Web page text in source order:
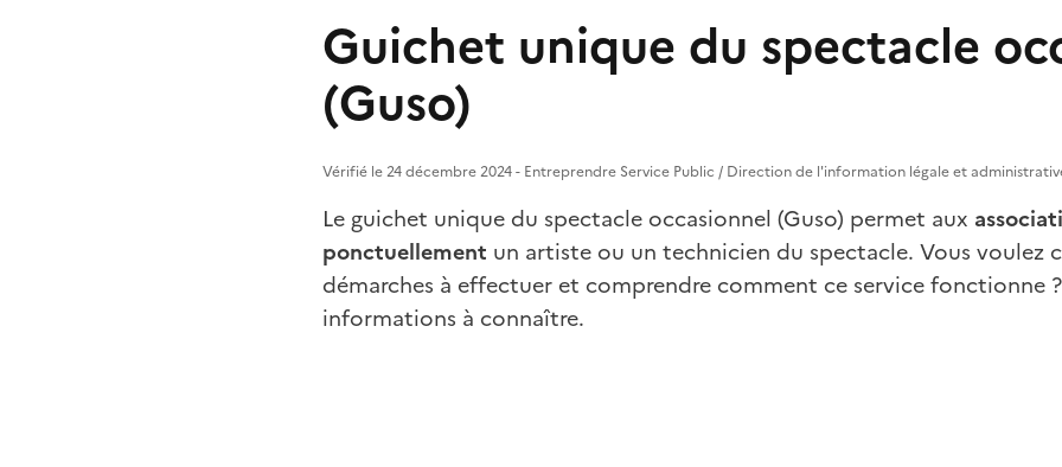
Guichet unique du spectacle
(Guso)
Vérifié le 24 décembre 2024 - Entreprendre Service Public / Direction de l'information légale et
Le guichet unique du spectacle occasionnel (Guso) permet aux
ponctuellement un artiste ou un technicien du spectacle. Vous voulez
démarches à effectuer et comprendre comment ce service fonctionne
informations à connaître.